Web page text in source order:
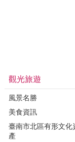
觀光旅遊
風景名勝
美食資訊
臺南市北區有形文化
產